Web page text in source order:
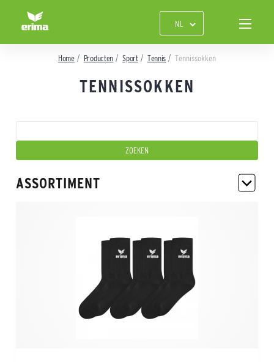
Home Producten Sport Tennis Tennissokken
TENNISSOKKEN
ASSORTIMENT